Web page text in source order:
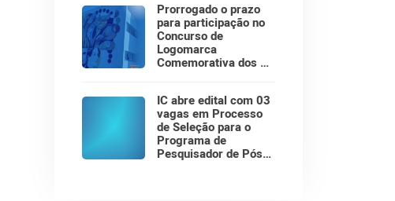
Prorrogado o prazo
para participação no
Concurso de
Logomarca
Comemorativa dos 30
IC abre edital com 03
vagas em Processo
de Seleção para o
Programa de
Pesquisador de Pós-